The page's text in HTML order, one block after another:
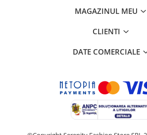
MAGAZINUL MEU
CLIENTI
DATE COMERCIALE